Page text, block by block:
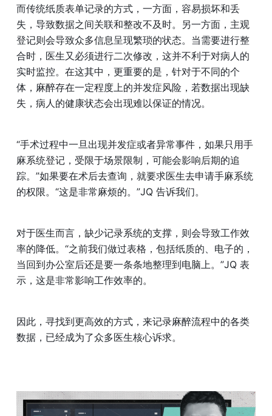
而传统纸质表单记录的方式，一方面，容易损坏和丢
失，导致数据之间关联和整改不及时。另一方面，主观
登记则会导致众多信息呈现繁琐的状态。当需要进行整
合时，医生又必须进行二次修改，这并不利于对病人的
实时监控。在这其中，更重要的是，针对于不同的个
体，麻醉存在一定程度上的并发症风险，若数据出现缺
失，病人的健康状态会出现难以保证的情况。
“手术过程中一旦出现并发症或者异常事件，如果只用手
麻系统登记，受限于场景限制，可能会影响后期的追
踪。”如果要在术后去查询，就要求医生去申请手麻系统
的权限。“这是非常麻烦的。”JQ 告诉我们。
对于医生而言，缺少记录系统的支撑，则会导致工作效
率的降低。“之前我们做过表格，包括纸质的、电子的，
当回到办公室后还是要一条条地整理到电脑上。”JQ 表
示，这是非常影响工作效率的。
因此，寻找到更高效的方式，来记录麻醉流程中的各类
数据，已经成为了众多医生核心诉求。